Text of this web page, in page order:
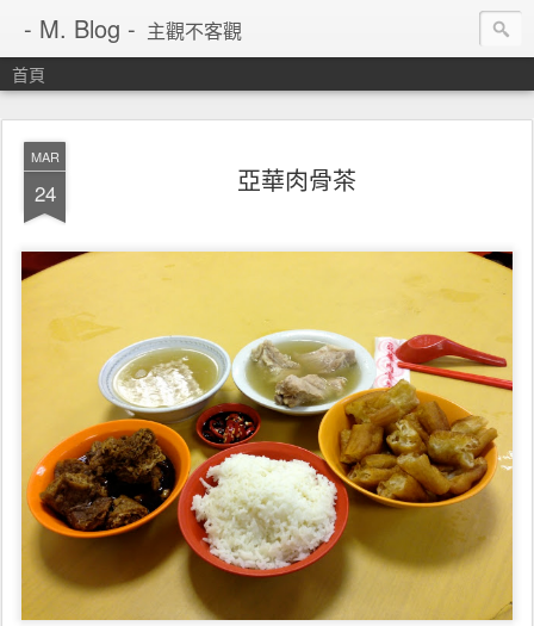
- M. Blog - 主觀不客觀
首頁
MAR
24 亞華肉骨茶